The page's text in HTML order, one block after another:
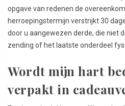
opgave van redenen de
herroepingstermijn verstrijkt 30
door u aangewezen derde, die niet
zending of het laatste onderdeel
Wordt mijn hart
verpakt in